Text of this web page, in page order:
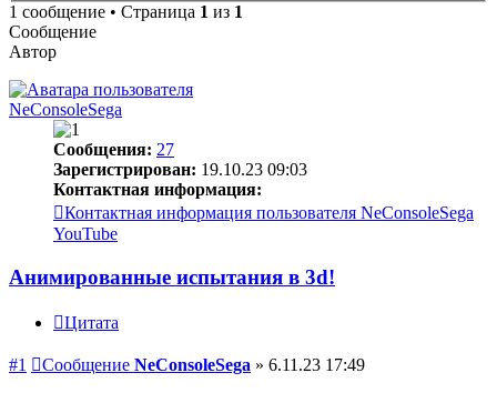
1 сообщение • Страница 1 из 1
Сообщение
Автор
NeConsoleSega
Сообщения: 27
Зарегистрирован: 19.10.23 09:03
Контактная информация:
Контактная информация пользователя NeConsoleSega
YouTube
Анимированные испытания в 3d!
Цитата
#1 Сообщение NeConsoleSega » 6.11.23 17:49